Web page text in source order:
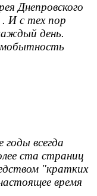
Днепровского
. И с тех пор
день.
годы всегда
ста страниц
"кратких
время